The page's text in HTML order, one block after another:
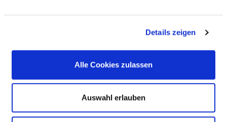
Details zeigen
Alle Cookies zulassen
Auswahl erlauben
WEITERE INFORMATIONEN ZUR
FACHABTEILUNG